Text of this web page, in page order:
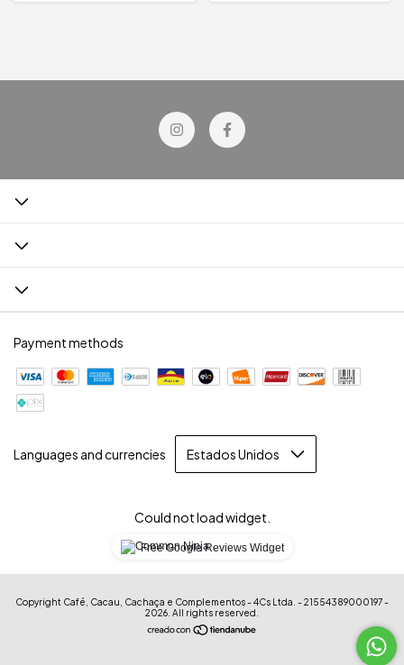
Payment methods
Languages and currencies
Could not load widget.
Free Google Reviews Widget
Copyright Café, Cacau, Cachaça e Complementos - 4Cs Ltda. - 21554389000197 -
2026. All rights reserved.